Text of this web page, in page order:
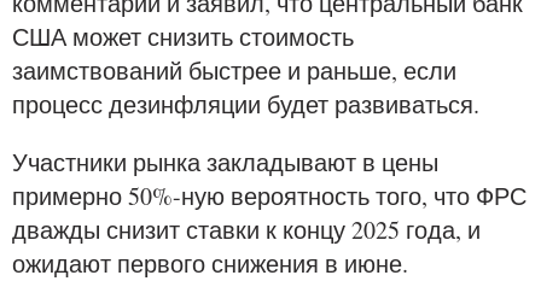
США может снизить стоимость
заимствований быстрее и раньше, если
процесс дезинфляции будет развиваться.
Участники рынка закладывают в цены
примерно 50%-ную вероятность того, что ФРС
дважды снизит ставки к концу 2025 года, и
ожидают первого снижения в июне.